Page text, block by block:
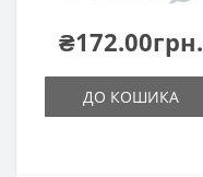
₴172.00грн.
ДО КОШИКА